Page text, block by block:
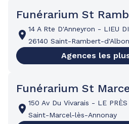
Funérarium St
14 A Rte D'Anneyron - LIEU
26140 Saint-Rambert-d'Albon
Agences les
Funérarium St
150 Av Du Vivarais - LE
Saint-Marcel-lès-Annonay